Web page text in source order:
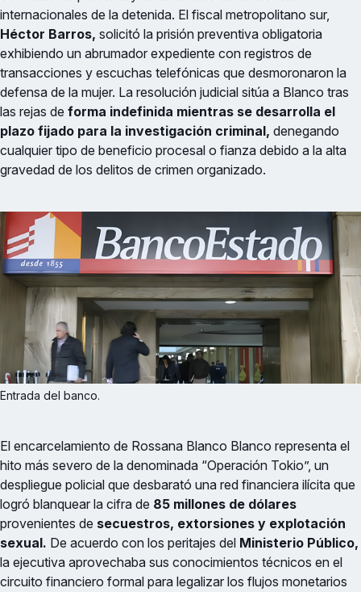
internacionales de la detenida. El fiscal metropolitano sur,
Héctor Barros, solicitó la prisión preventiva obligatoria
exhibiendo un abrumador expediente con registros de
transacciones y escuchas telefónicas que desmoronaron la
defensa de la mujer. La resolución judicial sitúa a Blanco tras
las rejas de forma indefinida mientras se desarrolla el
plazo fijado para la investigación criminal, denegando
cualquier tipo de beneficio procesal o fianza debido a la alta
gravedad de los delitos de crimen organizado.
Entrada del banco.
El encarcelamiento de Rossana Blanco Blanco representa el
hito más severo de la denominada “Operación Tokio”, un
despliegue policial que desbarató una red financiera ilícita que
logró blanquear la cifra de 85 millones de dólares
provenientes de secuestros, extorsiones y explotación
sexual. De acuerdo con los peritajes del Ministerio Público,
la ejecutiva aprovechaba sus conocimientos técnicos en el
circuito financiero formal para legalizar los flujos monetarios